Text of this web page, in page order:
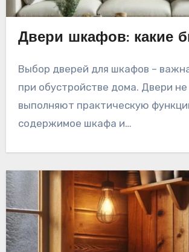
Двери шкафов: какие
Выбор дверей для шкафов – важная задача
при обустройстве дома. Двери не
выполняют практическую
содержимое шкафа и…